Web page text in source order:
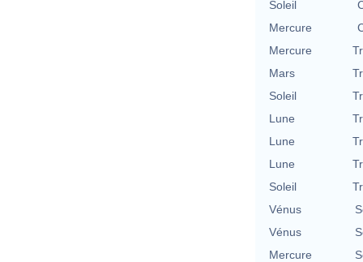
Soleil
Mercure
Mercure
Mars
Soleil
Lune
Lune
Lune
Soleil
Vénus
Vénus
Mercure